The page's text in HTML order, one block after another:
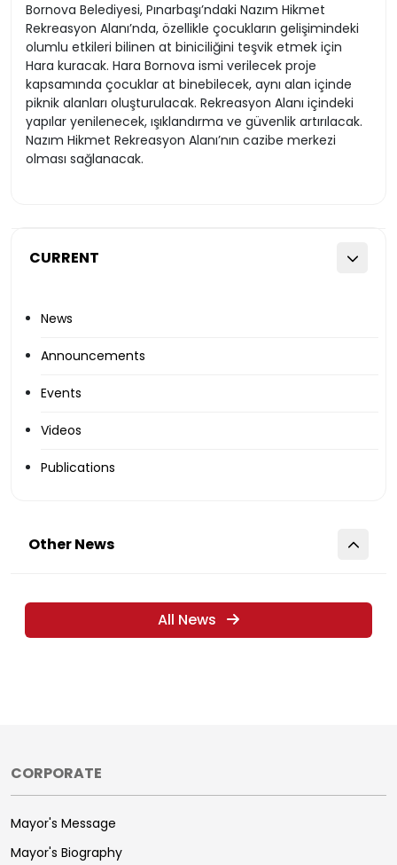
CURRENT
News
Announcements
Events
Videos
Publications
Bornova Belediyesi, Pınarbaşı’ndaki Nazım Hikmet
Rekreasyon Alanı’nda, özellikle çocukların gelişimindeki
olumlu etkileri bilinen at biniciliğini teşvik etmek için
Hara kuracak. Hara Bornova ismi verilecek proje
kapsamında çocuklar at binebilecek, aynı alan içinde
piknik alanları oluşturulacak. Rekreasyon Alanı içindeki
yapılar yenilenecek, ışıklandırma ve güvenlik artırılacak.
Nazım Hikmet Rekreasyon Alanı’nın cazibe merkezi
olması sağlanacak.
Other News
All News
CORPORATE
Mayor's Message
Mayor's Biography